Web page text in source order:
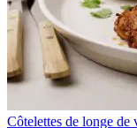
Côtelettes de longe de